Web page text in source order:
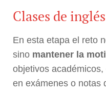
Clases de
En esta etapa el reto
sino mantener la
objetivos
en exámenes o notas